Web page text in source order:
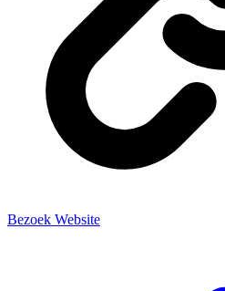
Bezoek Website